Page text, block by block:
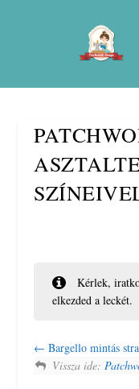
Kérlek,
elkezded a leckét.
Bargello mintás
Vissza ide: